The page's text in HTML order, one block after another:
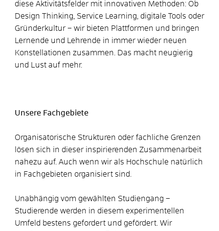
diese Aktivitätsfelder mit innovativen Methoden: Ob
Design Thinking, Service Learning, digitale Tools oder
Gründerkultur – wir bieten Plattformen und bringen
Lernende und Lehrende in immer wieder neuen
Konstellationen zusammen. Das macht neugierig
und Lust auf mehr.
Unsere Fachgebiete
Organisatorische Strukturen oder fachliche Grenzen
lösen sich in dieser inspirierenden Zusammenarbeit
nahezu auf. Auch wenn wir als Hochschule natürlich
in Fachgebieten organisiert sind.
Unabhängig vom gewählten Studiengang –
Studierende werden in diesem experimentellen
Umfeld bestens gefordert und gefördert. Wir